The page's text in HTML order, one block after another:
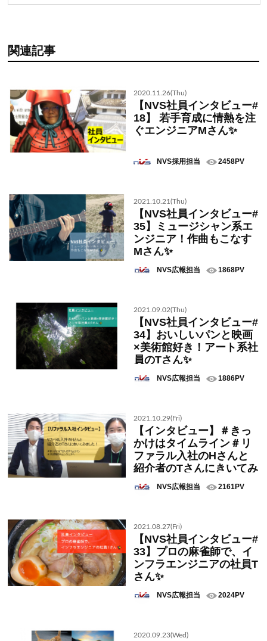
関連記事
2020.11.26(Thu)
【NVS社員インタビュー#
18】 若手育成に情熱を注
ぐエンジニアMさん✨
NVS採用担当 2458PV
2021.10.21(Thu)
【NVS社員インタビュー#
35】ミュージシャン系エ
ンジニア！作曲もこなす
Mさん✨
NVS広報担当 1868PV
2021.09.02(Thu)
【NVS社員インタビュー#
34】おいしいパンと映画
×美術館好き！アート系社
員のTさん✨
NVS広報担当 1886PV
2021.10.29(Fri)
【インタビュー】＃きっ
かけはタイムライン＃リ
ファラル入社のHさんと
紹介者のTさんにきいてみ
ました！NVS広報担当 2161PV
2021.08.27(Fri)
【NVS社員インタビュー#
33】プロの麻雀師で、イ
ンフラエンジニアの社員T
さん✨
NVS広報担当 2024PV
2020.09.23(Wed)